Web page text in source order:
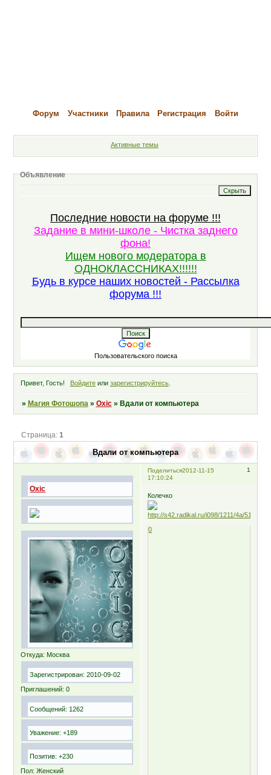
Форум Участники Правила Регистрация Войти
Активные темы
Объявление
Последние новости на форуме !!!
Задание в мини-школе - Чистка заднего
фона!
Ищем нового модератора в
ОДНОКЛАССНИКАХ!!!!!!
Будь в курсе наших новостей - Рассылка
форума !!!
Пользовательского поиска
Привет, Гость! Войдитеили зарегистрируйтесь.
» Магия Фотошопа » Oxic » Вдали от компьютера
Вдали от компьютера
Страница: 1
Поделиться 1
2012-11-15
17:10:24
Oxic
Откуда: Москва
Зарегистрирован: 2010-09-02
Приглашений: 0
Сообщений: 1262
Уважение: +189
Позитив: +230
Пол: Женский
Колечко
0